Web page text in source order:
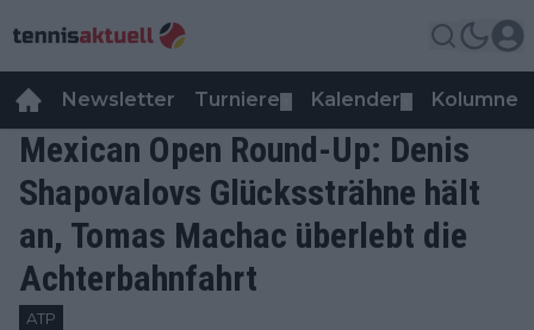
Newsletter Turniere Kalender Kolumnen
Mexican Open Round-Up: Denis
Shapovalovs Glückssträhne hält
an, Tomas Machac überlebt die
Achterbahnfahrt
ATP